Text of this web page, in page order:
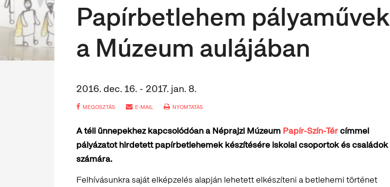
Papírbetlehem pályaművek
a Múzeum aulájában
2016. dec. 16. - 2017. jan. 8.
MEGOSZTÁS E-MAIL NYOMTATÁS
A téli ünnepekhez kapcsolódóan a Néprajzi Múzeum Papír-Szín-Tércímmel
pályázatot hirdetett papírbetlehemek készítésére iskolai csoportok és családok
számára.
Felhívásunkra saját elképzelés alapján lehetett elkészíteni a betlehemi történet